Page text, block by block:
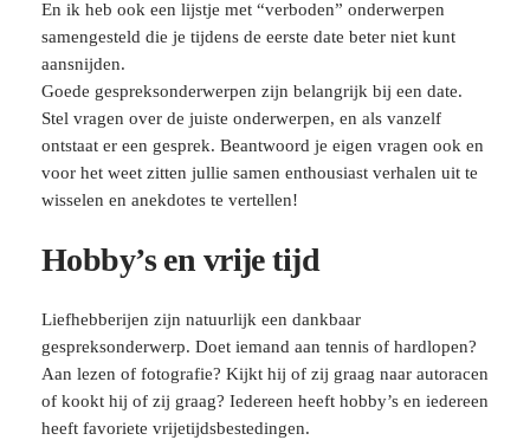
En ik heb ook een lijstje met “verboden” onderwerpen
samengesteld die je tijdens de eerste date beter niet kunt
aansnijden.
Goede gespreksonderwerpen zijn belangrijk bij een date.
Stel vragen over de juiste onderwerpen, en als vanzelf
ontstaat er een gesprek. Beantwoord je eigen vragen ook en
voor het weet zitten jullie samen enthousiast verhalen uit te
wisselen en anekdotes te vertellen!
Hobby’s en vrije tijd
Liefhebberijen zijn natuurlijk een dankbaar
gespreksonderwerp. Doet iemand aan tennis of hardlopen?
Aan lezen of fotografie? Kijkt hij of zij graag naar autoracen
of kookt hij of zij graag? Iedereen heeft hobby’s en iedereen
heeft favoriete vrijetijdsbestedingen.